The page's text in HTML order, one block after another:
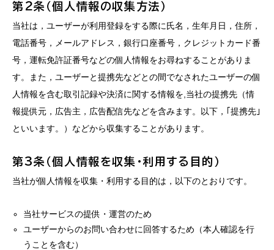
第2条（個人情報の収集方法）
当社は，ユーザーが利用登録をする際に氏名，生年月日，住所，
電話番号，メールアドレス，銀行口座番号，クレジットカード番
号，運転免許証番号などの個人情報をお尋ねすることがありま
す。また，ユーザーと提携先などとの間でなされたユーザーの個
人情報を含む取引記録や決済に関する情報を,当社の提携先（情
報提供元，広告主，広告配信先などを含みます。以下，｢提携先｣
といいます。）などから収集することがあります。
第3条（個人情報を収集・利用する目的）
当社が個人情報を収集・利用する目的は，以下のとおりです。
当社サービスの提供・運営のため
ユーザーからのお問い合わせに回答するため（本人確認を行
うことを含む）